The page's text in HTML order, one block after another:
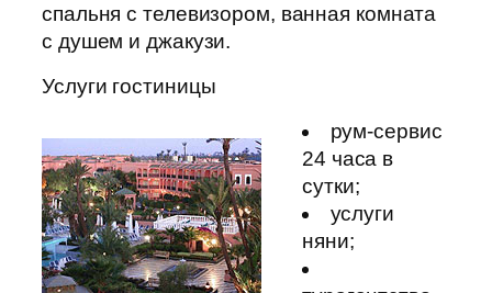
спальня с телевизором, ванная комната
с душем и джакузи.
Услуги гостиницы
рум-сервис
24 часа в
сутки;
услуги
няни;